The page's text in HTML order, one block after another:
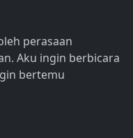
perasaan
Aku ingin berbicara
bertemu